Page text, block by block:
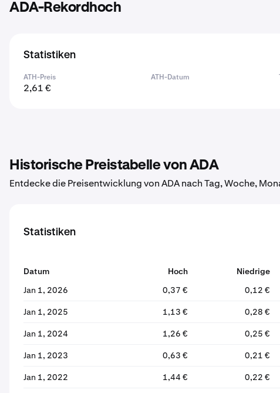
ADA-Rekordhoch
Statistiken
ATH-Preis
2,61 €
ATH-Datum
Historische Preistabelle von ADA
Entdecke die Preisentwicklung von ADA nach Tag, Woche,
Statistiken
Datum Hoch Niedrige
Jan 1, 2026
0,37 € 0,12 €
Jan 1, 2025 1,13 € 0,28 €
Jan 1, 2024 1,26 € 0,25 €
Jan 1, 2023 0,63 € 0,21 €
Jan 1, 2022 1,44 € 0,22 €